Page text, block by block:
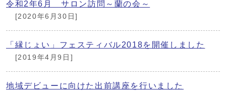
令和2年6月 サロン訪問～蘭の会～
[2020年6月30日]
「縁じょい」フェスティバル2018を開催しました
[2019年4月9日]
地域デビューに向けた出前講座を行いました